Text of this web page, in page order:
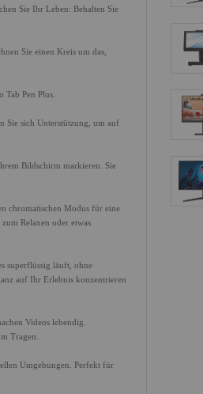
Sie Ihr Leben: Behalten Sie
Sie einen Kreis um das,
Pen Plus.
Sie sich Unterstützung, um auf
Bildschirm markieren. Sie
chromatischen Modus für eine
Relaxen oder etwas
superflüssig läuft, ohne
auf Ihr Erlebnis konzentrieren
Videos lebendig.
Tragen.
Umgebungen. Perfekt für